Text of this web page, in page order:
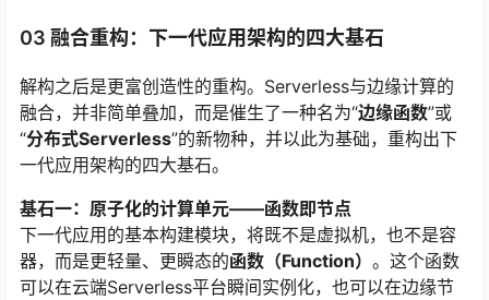
03 融合重构：下一代应用架构的四大基石
解构之后是更富创造性的重构。Serverless与边缘计算的
融合，并非简单叠加，而是催生了一种名为“边缘函数”或
“分布式Serverless”的新物种，并以此为基础，重构出下
一代应用架构的四大基石。
基石一：原子化的计算单元——函数即节点
下一代应用的基本构建模块，将既不是虚拟机，也不是容
器，而是更轻量、更瞬态的函数（Function） 。这个函数
可以在云端Serverless平台瞬间实例化，也可以在边缘节